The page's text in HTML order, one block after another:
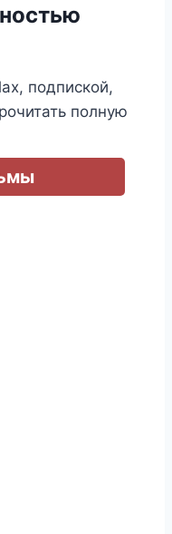
подпиской,
полную